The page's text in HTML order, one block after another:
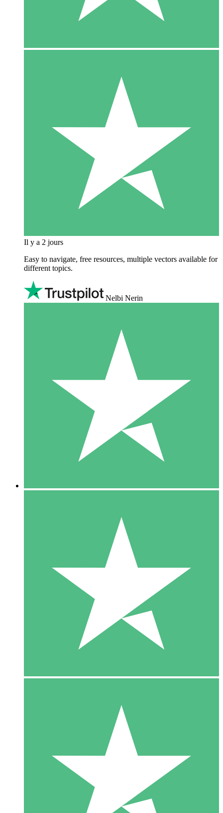
Il y a 2 jours
Easy to navigate, free resources, multiple vectors available for
different topics.
Nelbi Nerin